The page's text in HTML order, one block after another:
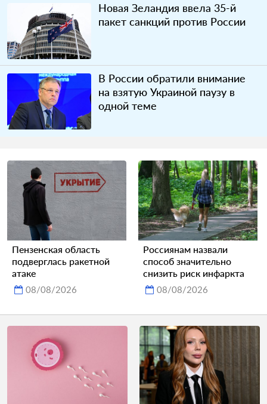
Новая Зеландия ввела 35-й
пакет санкций против России
В России обратили внимание
на взятую Украиной паузу в
одной теме
Пензенская область
подверглась ракетной
атаке
08/08/2026
Россиянам назвали
способ значительно
снизить риск инфаркта
08/08/2026